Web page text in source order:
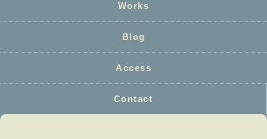
Works
Blog
Access
Contact